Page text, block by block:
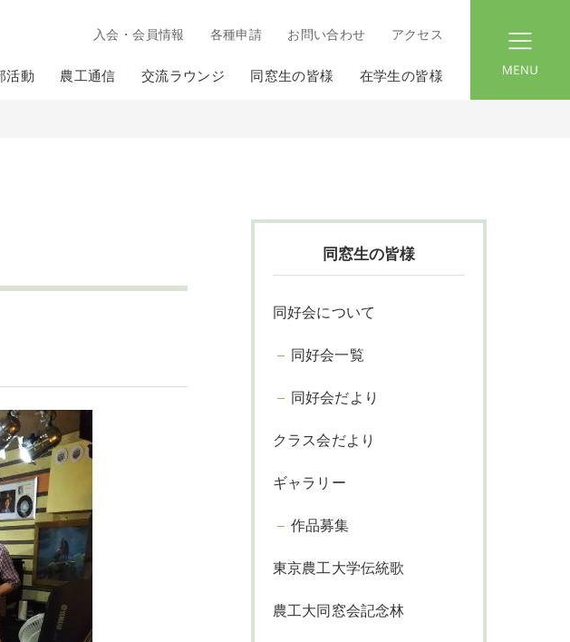
入会・会員情報 各種申請 お問い合わせ アクセス
活動 農工通信 交流ラウンジ 同窓生の皆様 在学生の皆様
同窓生の皆様
同好会について
同好会一覧
同好会だより
クラス会だより
ギャラリー
作品募集
東京農工大学伝統歌
農工大同窓会記念林
menu